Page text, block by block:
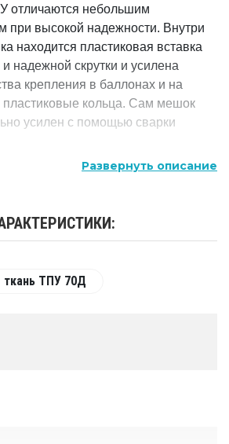
отличаются небольшим
при высокой надежности. Внутри
находится пластиковая вставка
надежной скрутки и усилена
крепления в баллонах и на
пластиковые кольца. Сам мешок
усилен с помощью сварки
Развернуть описание
ткань ТПУ 70Д